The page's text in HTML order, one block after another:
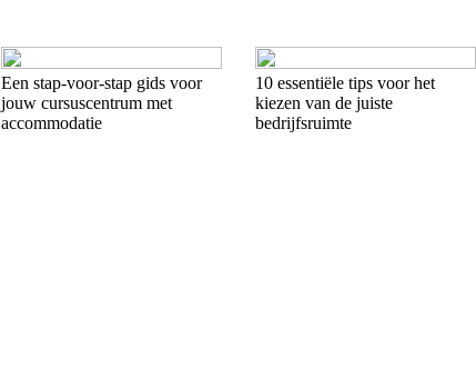
Een stap-voor-stap gids voor
jouw cursuscentrum met
accommodatie
10 essentiële tips voor het
kiezen van de juiste
bedrijfsruimte